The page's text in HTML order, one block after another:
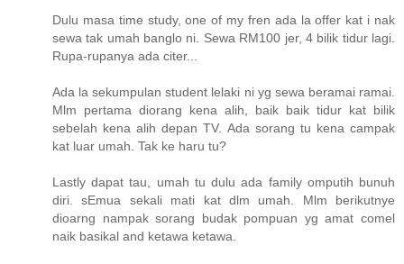
Dulu masa time study, one of my fren ada la offer kat i nak
sewa tak umah banglo ni. Sewa RM100 jer, 4 bilik tidur lagi.
Rupa-rupanya ada citer...
Ada la sekumpulan student lelaki ni yg sewa beramai ramai.
Mlm pertama diorang kena alih, baik baik tidur kat bilik
sebelah kena alih depan TV. Ada sorang tu kena campak
kat luar umah. Tak ke haru tu?
Lastly dapat tau, umah tu dulu ada family omputih bunuh
diri. sEmua sekali mati kat dlm umah. Mlm berikutnye
dioarng nampak sorang budak pompuan yg amat comel
naik basikal and ketawa ketawa.